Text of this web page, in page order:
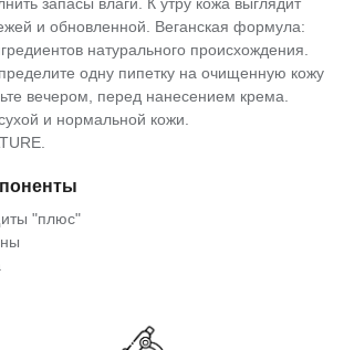
и обновленной. Веганская формула:
натурального происхождения.
одну пипетку на очищенную кожу
вечером, перед нанесением крема.
и нормальной кожи.
"плюс"